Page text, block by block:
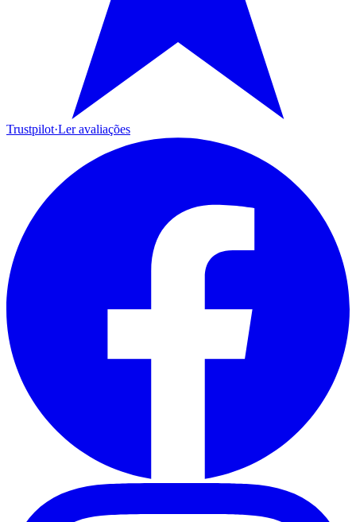
Trustpilot·Ler avaliações